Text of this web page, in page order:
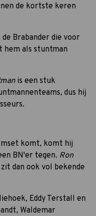
de kortste keren
Brabander die voor
hem als stuntman
is een stuk
dus hij
komt, komt hij
BN'er tegen. Ron
zit dan ook vol bekende
Eddy Terstall en
Waldemar